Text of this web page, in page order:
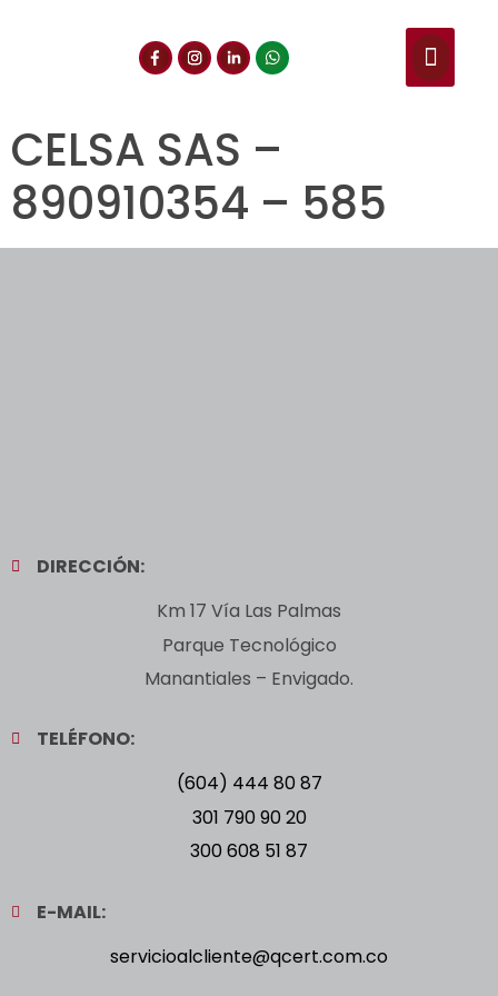
CELSA SAS –
890910354 – 585
DIRECCIÓN:
Km 17 Vía Las Palmas
Parque Tecnológico
Manantiales – Envigado.
TELÉFONO:
(604) 444 80 87
301 790 90 20
300 608 51 87
E-MAIL:
servicioalcliente@qcert.com.co